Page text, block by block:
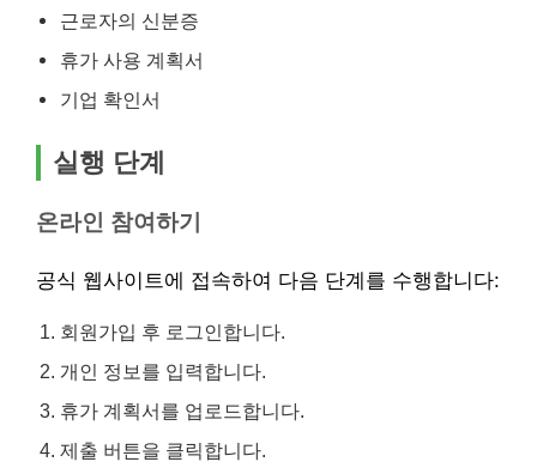
근로자의 신분증
휴가 사용 계획서
기업 확인서
실행 단계
온라인 참여하기
공식 웹사이트에 접속하여 다음 단계를 수행합니다:
회원가입 후 로그인합니다.
개인 정보를 입력합니다.
휴가 계획서를 업로드합니다.
제출 버튼을 클릭합니다.